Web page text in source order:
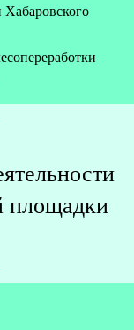
площадки